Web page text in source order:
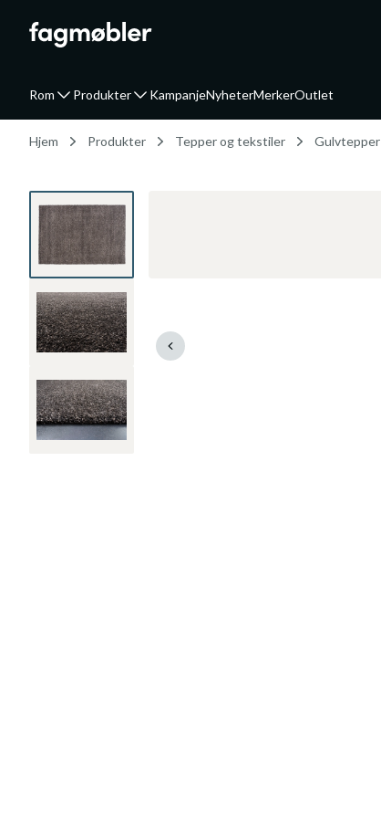
Rom Produkter KampanjeNyheterMerkerOutlet
Hjem Produkter Tepper og tekstiler Gulvtepper